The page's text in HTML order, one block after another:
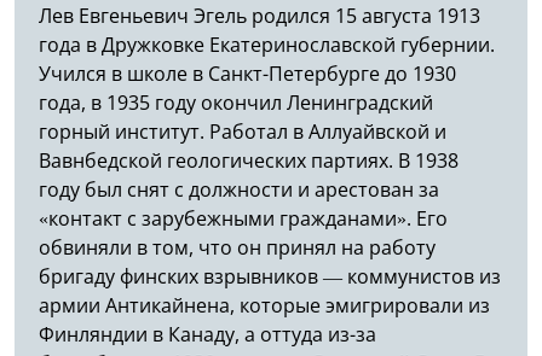
Лев Евгеньевич Эгель родился 15 августа 1913
года в Дружковке Екатеринославской губернии.
Учился в школе в Санкт-Петербурге до 1930
года, в 1935 году окончил Ленинградский
горный институт. Работал в Аллуайвской и
Вавнбедской геологических партиях. В 1938
году был снят с должности и арестован за
«контакт с зарубежными гражданами». Его
обвиняли в том, что он принял на работу
бригаду финских взрывников — коммунистов из
армии Антикайнена, которые эмигрировали из
Финляндии в Канаду, а оттуда из-за